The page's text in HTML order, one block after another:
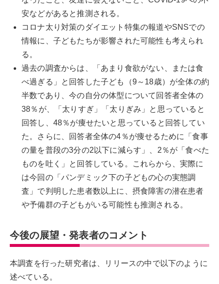
安などがあると推測される。
コロナ太り対策のダイエット特集の報道やSNSでの
情報に、子どもたちが影響された可能性も考えられ
る。
過去の調査からは、「あまり食欲がない、または食
べ過ぎる」と回答した子ども（9～18歳）が全体の約
半数であり、今の自分の体型について回答者全体の
38％が、「太りすぎ」「太りぎみ」と思っていると
回答し、48％が痩せたいと思っていると回答してい
た。さらに、回答者全体の4％が痩せるために「食事
の量を普段の3分の2以下に減らす」、2％が「食べた
ものを吐く」と回答している。これらから、実際に
は今回の「パンデミック下の子どもの心の実態調
査」で判明した患者数以上に、摂食障害の潜在患者
や予備群の子どもがいる可能性も推測される。
今後の展望・発表者のコメント
本調査を行った研究者は、リリースの中で以下のように
述べている。